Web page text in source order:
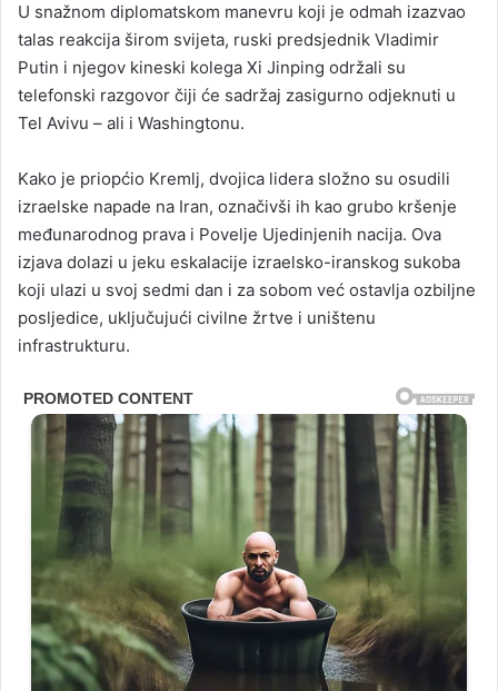
U snažnom diplomatskom manevru koji je odmah izazvao
talas reakcija širom svijeta, ruski predsjednik Vladimir
Putin i njegov kineski kolega Xi Jinping održali su
telefonski razgovor čiji će sadržaj zasigurno odjeknuti u
Tel Avivu – ali i Washingtonu.
Kako je priopćio Kremlj, dvojica lidera složno su osudili
izraelske napade na Iran, označivši ih kao grubo kršenje
međunarodnog prava i Povelje Ujedinjenih nacija. Ova
izjava dolazi u jeku eskalacije izraelsko-iranskog sukoba
koji ulazi u svoj sedmi dan i za sobom već ostavlja ozbiljne
posljedice, uključujući civilne žrtve i uništenu
infrastrukturu.